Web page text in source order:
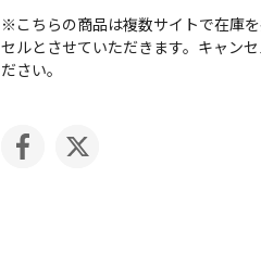
※こちらの商品は複数サイトで在庫
セルとさせていただきます。キャン
ださい。